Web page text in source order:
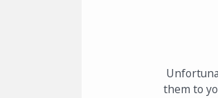
them to